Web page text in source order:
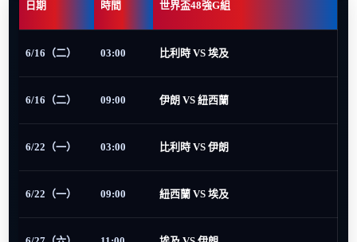
日期 時間 世界盃48強G組
6/16（二） 03:00 比利時 VS 埃及
6/16（二） 09:00 伊朗 VS 紐西蘭
6/22（一） 03:00 比利時 VS 伊朗
6/22（一） 09:00 紐西蘭 VS 埃及